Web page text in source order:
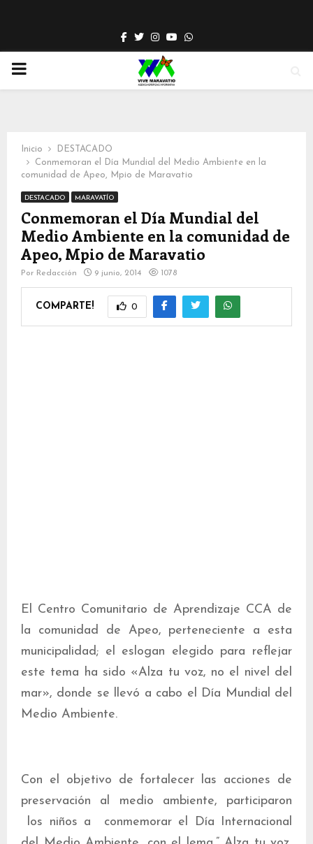
Facebook
TwitterInstagram
YoutubeWhatsapp
PRIMARY
Inicio
DESTACADO
Conmemoran el Día Mundial del Medio Ambiente en la
comunidad de Apeo, Mpio de Maravatio
DESTACADO MARAVATÍO
Conmemoran el Día Mundial del
Medio Ambiente en la comunidad de
Apeo, Mpio de Maravatio
Por Redacción 9 junio, 2014 1078
COMPARTE! 0
El Centro Comunitario de Aprendizaje CCA de
la comunidad de Apeo, perteneciente a esta
municipalidad; el eslogan elegido para reflejar
este tema ha sido «Alza tu voz, no el nivel del
mar», donde se llevó a cabo el Día Mundial del
Medio Ambiente.
Con el objetivo de fortalecer las acciones de
preservación al medio ambiente, participaron
los niños a conmemorar el Día Internacional